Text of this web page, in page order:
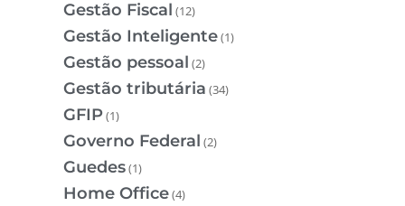
Gestão Fiscal (12)
Gestão Inteligente(1)
Gestão pessoal (2)
Gestão tributária (34)
GFIP(1)
Governo Federal (2)
Guedes(1)
Home Office(4)